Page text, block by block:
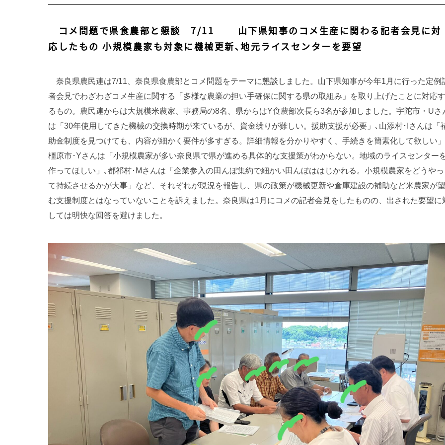
コメ問題で県食農部と懇談 7/11 山下県知事のコメ生産に関わる記者会見に対
応したもの 小規模農家も対象に機械更新､地元ライスセンターを要望
奈良県農民連は7/11、奈良県食農部とコメ問題をテーマに懇談しました。山下県知事が今年1月に行った定例
者会見でわざわざコメ生産に関する「多様な農業の担い手確保に関する県の取組み」を取り上げたことに対応す
るもの。農民連からは大規模米農家、事務局の8名、県からはY食農部次長ら3名が参加しました。宇陀市・Uさ
は「30年使用してきた機械の交換時期が来ているが、資金繰りが難しい。援助支援が必要」､山添村･Iさんは「
助金制度を見つけても、内容が細かく要件が多すぎる。詳細情報を分かりやすく、手続きを簡素化して欲しい」
橿原市･Yさんは「小規模農家が多い奈良県で県が進める具体的な支援策がわからない。地域のライスセンター
作ってほしい」､都祁村･Mさんは「企業参入の田んぼ集約で細かい田んぼははじかれる。小規模農家をどうやっ
て持続させるかが大事」など、それぞれが現況を報告し、県の政策が機械更新や倉庫建設の補助など米農家が望
む支援制度とはなっていないことを訴えました。奈良県は1月にコメの記者会見をしたものの、出された要望に
しては明快な回答を避けました。